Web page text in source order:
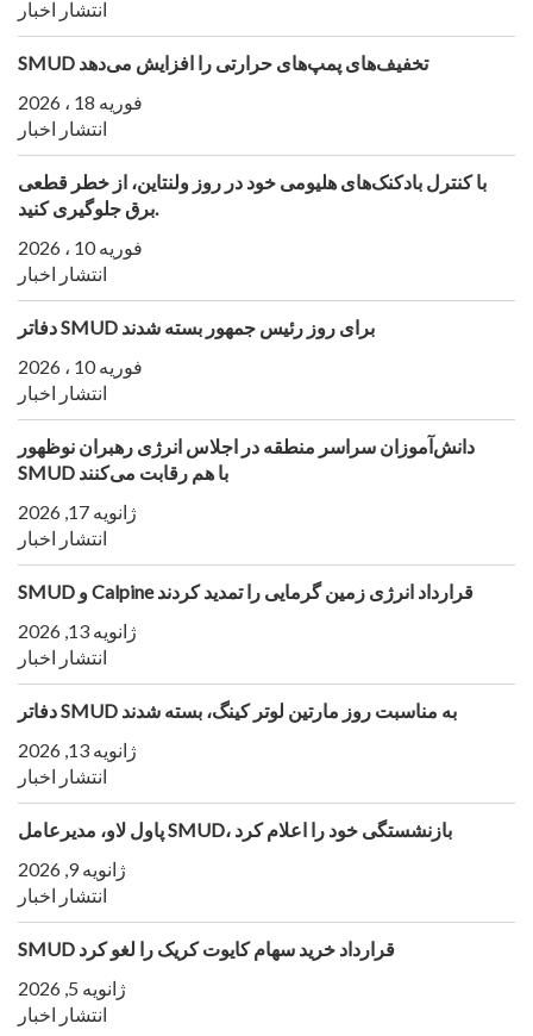
انتشار اخبار
SMUD تخفیف‌های پمپ‌های حرارتی را افزایش می‌دهد
فوریه 18 ، 2026
انتشار اخبار
با کنترل بادکنک‌های هلیومی خود در روز ولنتاین، از خطر قطعی
برق جلوگیری کنید.
فوریه 10 ، 2026
انتشار اخبار
دفاتر SMUD برای روز رئیس جمهور بسته شدند
فوریه 10 ، 2026
انتشار اخبار
دانش‌آموزان سراسر منطقه در اجلاس انرژی رهبران نوظهور
SMUD با هم رقابت می‌کنند
ژانویه 17, 2026
انتشار اخبار
SMUD و Calpine قرارداد انرژی زمین گرمایی را تمدید کردند
ژانویه 13, 2026
انتشار اخبار
دفاتر SMUD به مناسبت روز مارتین لوتر کینگ، بسته شدند
ژانویه 13, 2026
انتشار اخبار
پاول لاو، مدیرعامل SMUD، بازنشستگی خود را اعلام کرد
ژانویه 9, 2026
انتشار اخبار
SMUD قرارداد خرید سهام کایوت کریک را لغو کرد
ژانویه 5, 2026
انتشار اخبار